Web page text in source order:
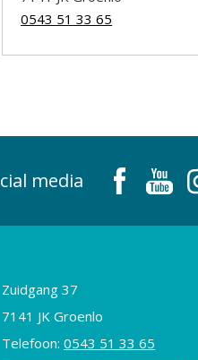
0543 51 33 65
media
Zuidgang 37
7141 JK Groenlo
Telefoon:0543 51 33 65